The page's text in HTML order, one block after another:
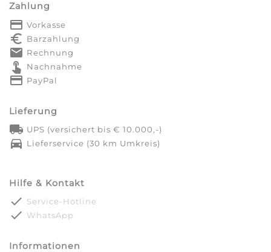
Zahlung
payment Vorkasse
euro_symbol Barzahlung
markunread Rechnung
touch_app Nachnahme
credit_card PayPal
Lieferung
local_shipping UPS (versichert bis € 10.000,-)
directions_car Lieferservice (30 km Umkreis)
Hilfe & Kontakt
done Service-Hotline
done WhatsApp
Informationen